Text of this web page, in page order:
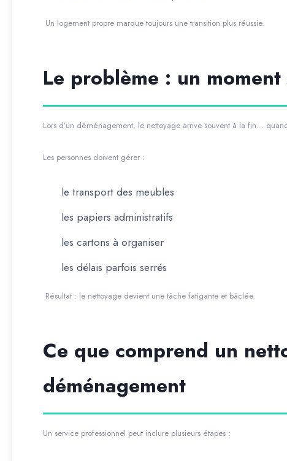
Un logement propre marque toujours une transition plus réussie.
Le problème : un moment
Lors d’un déménagement, le nettoyage arrive souvent à la fin…
Les personnes doivent gérer :
le transport des meubles
les papiers administratifs
les cartons à organiser
les délais parfois serrés
Résultat : le nettoyage devient une tâche fatigante et bâclée.
Ce que comprend un
déménagement
Un service professionnel peut inclure plusieurs étapes :